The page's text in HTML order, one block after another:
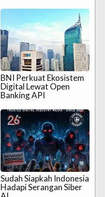
BNI Perkuat Ekosistem
Digital Lewat Open
Banking API
Sudah Siapkah Indonesia
Hadapi Serangan Siber